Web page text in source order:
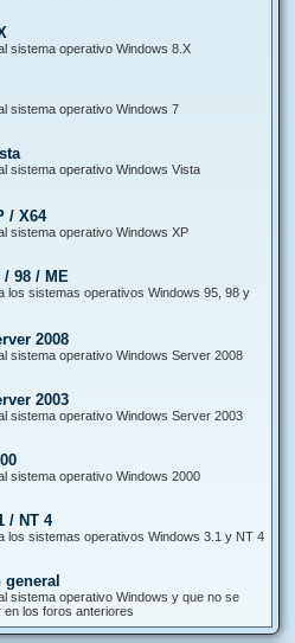
sistema operativo Windows 8.X
sistema operativo Windows 7
sistema operativo Windows Vista
/ X64
sistema operativo Windows XP
98 / ME
los sistemas operativos Windows 95, 98 y
2008
sistema operativo Windows Server 2008
2003
sistema operativo Windows Server 2003
sistema operativo Windows 2000
/ NT 4
los sistemas operativos Windows 3.1 y NT 4
sistema operativo Windows y que no se
en los foros anteriores